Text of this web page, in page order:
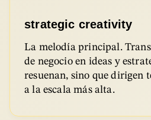
strategic creativity
La melodía principal.
de negocio en ideas y
resuenan, sino que dirigen
a la escala más alta.